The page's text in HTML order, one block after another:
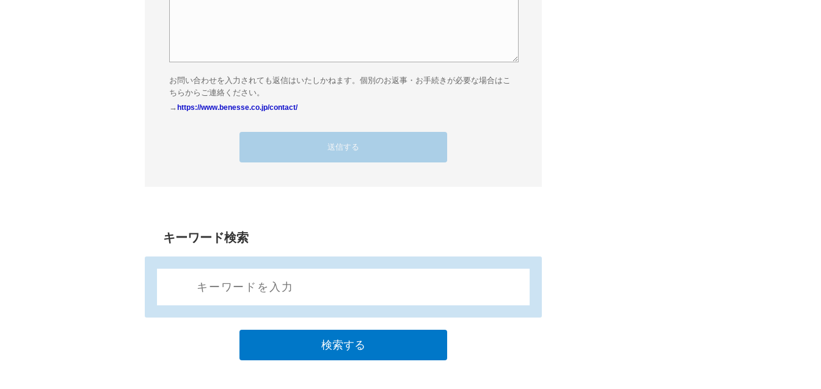
お問い合わせを入力されても返信はいたしかねます。個別のお返事・お手続きが必要な場合はこ
ちらからご連絡ください。
→https://www.benesse.co.jp/contact/
キーワード検索